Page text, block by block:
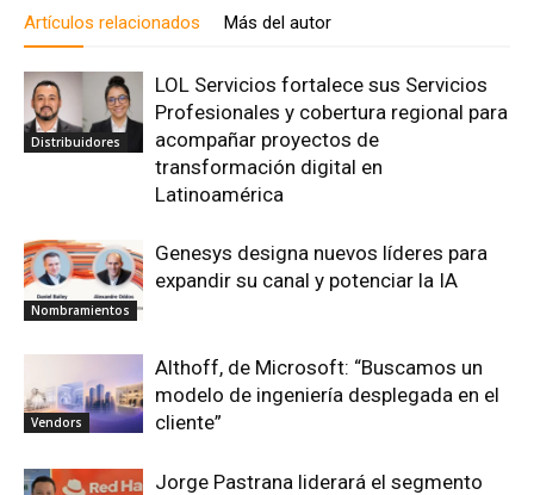
Artículos relacionados Más del autor
Distribuidores
LOL Servicios fortalece sus Servicios
Profesionales y cobertura regional para
acompañar proyectos de
transformación digital en
Latinoamérica
Nombramientos
Genesys designa nuevos líderes para
expandir su canal y potenciar la IA
Vendors
Althoff, de Microsoft: “Buscamos un
modelo de ingeniería desplegada en el
cliente”
Jorge Pastrana liderará el segmento